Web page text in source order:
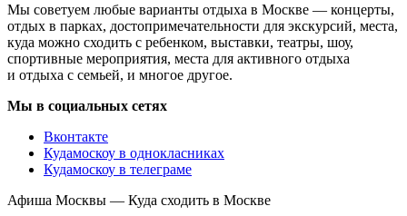
Мы советуем любые варианты отдыха в Москве — концерты,
отдых в парках, достопримечательности для экскурсий, места,
куда можно сходить с ребенком, выставки, театры, шоу,
спортивные мероприятия, места для активного отдыха
и отдыха с семьей, и многое другое.
Мы в социальных сетях
Вконтакте
Кудамоскоу в однокласниках
Кудамоскоу в телеграме
Афиша Москвы — Куда сходить в Москве